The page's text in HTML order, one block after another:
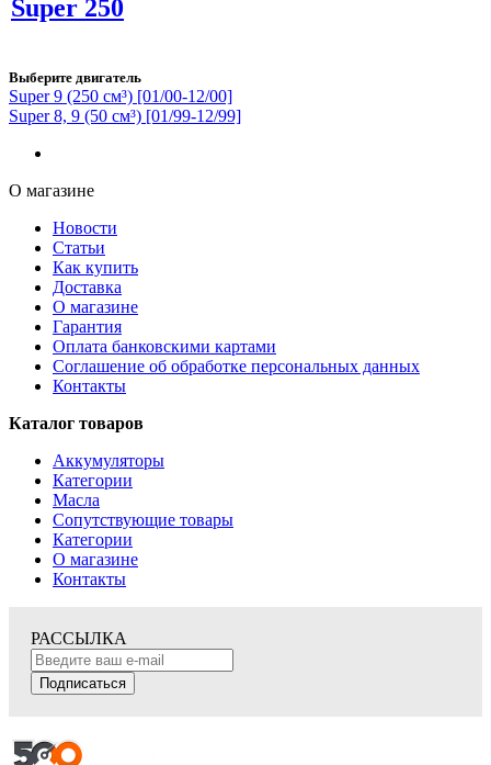
Super 250
Выберите двигатель
Super 9 (250 см³) [01/00-12/00]
Super 8, 9 (50 см³) [01/99-12/99]
О магазине
Новости
Статьи
Как купить
Доставка
О магазине
Гарантия
Оплата банковскими картами
Соглашение об обработке персональных данных
Контакты
Каталог товаров
Аккумуляторы
Категории
Масла
Сопутствующие товары
Категории
О магазине
Контакты
РАССЫЛКА
Подписаться